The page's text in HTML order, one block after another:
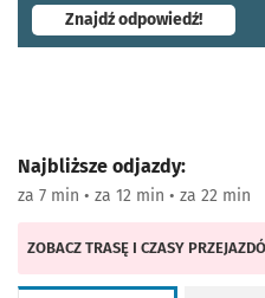
Znajdź odpowiedź!-
Najbliższe odjazdy:
za 7 min • za 12 min • za 22 min
ZOBACZ TRASĘ I CZASY